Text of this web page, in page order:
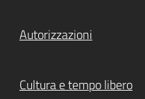
Autorizzazioni
Cultura e tempo libero